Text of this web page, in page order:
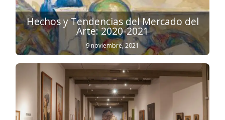
Hechos y Tendencias del Mercado del
Arte: 2020-2021
9 noviembre, 2021